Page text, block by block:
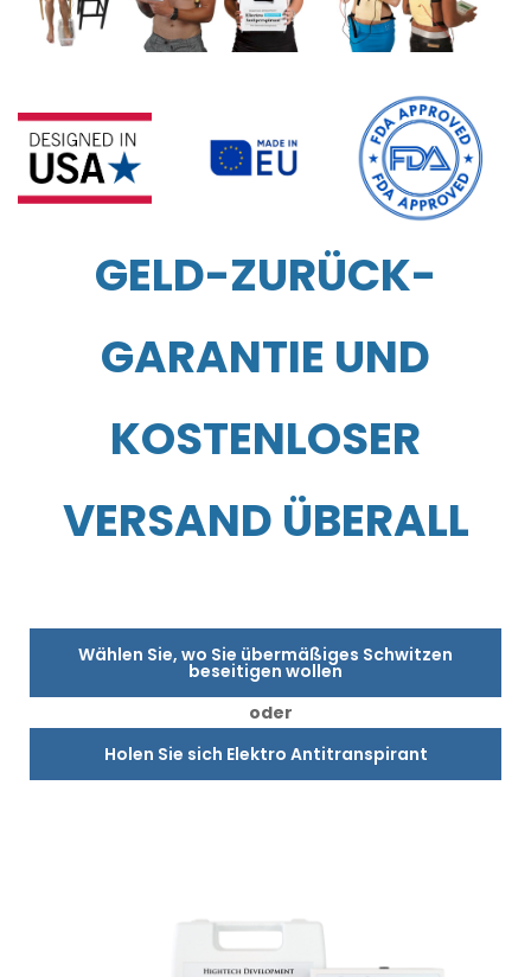
GELD-ZURÜCK-
GARANTIE UND
KOSTENLOSER
VERSAND ÜBERALL
Wählen Sie, wo Sie übermäßiges Schwitzen
beseitigen wollen
oder
Holen Sie sich Elektro Antitranspirant